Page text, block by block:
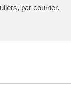
par courrier.